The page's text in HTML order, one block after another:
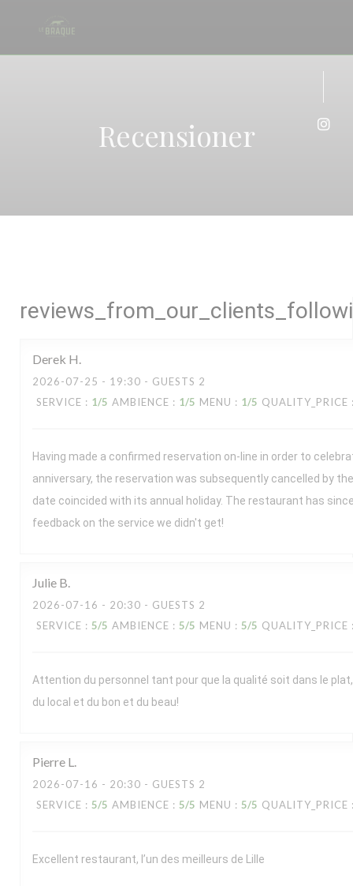
Recensioner
Derek H
2026-07-25 - 19:30 - GUESTS 2
SERVICE : 1/5 AMBIENCE : 1/5 MENU : 1/5 QUALITY_PRICE
Having made a confirmed reservation on-line in order to
anniversary, the reservation was subsequently cancelled by
date coincided with its annual holiday. The restaurant has
feedback on the service we didn't get!
Julie B
2026-07-16 - 20:30 - GUESTS 2
SERVICE : 5/5 AMBIENCE : 5/5 MENU : 5/5 QUALITY_PRICE
Attention du personnel tant pour que la qualité soit dans le
du local et du bon et du beau!
Pierre L
2026-07-16 - 20:30 - GUESTS 2
SERVICE : 5/5 AMBIENCE : 5/5 MENU : 5/5 QUALITY_PRICE
Excellent restaurant, l’un des meilleurs de Lille